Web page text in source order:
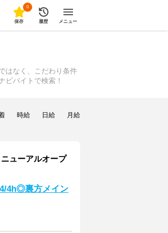
0
保存 履歴 メニュー
はなく、こだわり条件
ビバイトで検索！
時給 日給 月給
ューアルオープ
4/4h◎裏方メイン